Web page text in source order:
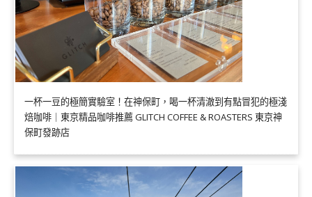
一杯一豆的極簡實驗室！在神保町，喝一杯清澈到有點冒犯的極淺
焙咖啡｜東京精品咖啡推薦 GLITCH COFFEE & ROASTERS 東京神
保町發跡店